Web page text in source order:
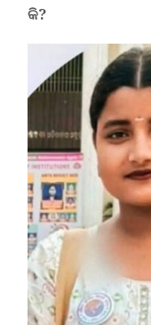
କି?